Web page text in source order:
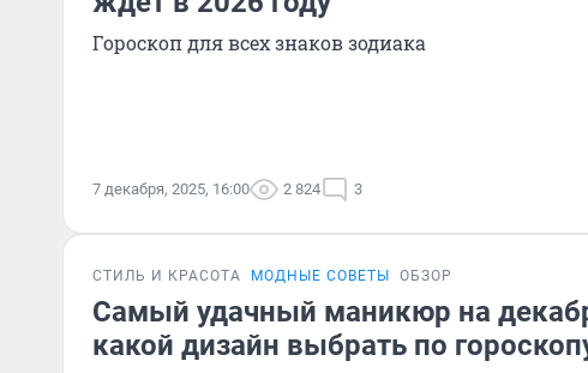
Гороскоп для всех знаков зодиака
7 декабря, 2025, 16:00 2 824 3
СТИЛЬ И КРАСОТА МОДНЫЕ СОВЕТЫ ОБЗОР
Самый удачный маникюр на
какой дизайн выбрать по